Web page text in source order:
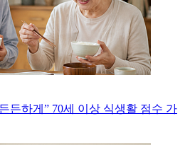
든하게” 70세 이상 식생활 점수 가